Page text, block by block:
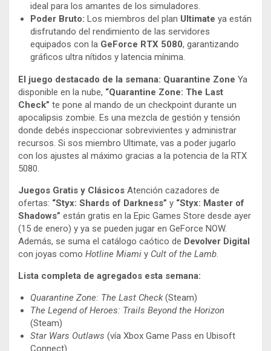
ideal para los amantes de los simuladores.
Poder Bruto: Los miembros del plan Ultimate ya están
disfrutando del rendimiento de las servidores
equipados con la GeForce RTX 5080, garantizando
gráficos ultra nítidos y latencia mínima.
El juego destacado de la semana: Quarantine Zone Ya
disponible en la nube, “Quarantine Zone: The Last
Check” te pone al mando de un checkpoint durante un
apocalipsis zombie. Es una mezcla de gestión y tensión
donde debés inspeccionar sobrevivientes y administrar
recursos. Si sos miembro Ultimate, vas a poder jugarlo
con los ajustes al máximo gracias a la potencia de la RTX
5080.
Juegos Gratis y Clásicos Atención cazadores de
ofertas: “Styx: Shards of Darkness” y “Styx: Master of
Shadows” están gratis en la Epic Games Store desde ayer
(15 de enero) y ya se pueden jugar en GeForce NOW.
Además, se suma el catálogo caótico de Devolver Digital
con joyas como Hotline Miami y Cult of the Lamb.
Lista completa de agregados esta semana:
Quarantine Zone: The Last Check(Steam)
The Legend of Heroes: Trails Beyond the Horizon
(Steam)
Star Wars Outlaws (vía Xbox Game Pass en Ubisoft